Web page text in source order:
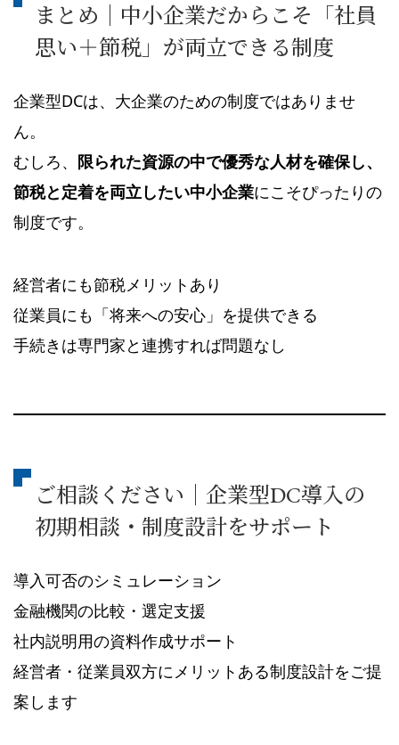
まとめ｜中小企業だからこそ「社員
思い＋節税」が両立できる制度
企業型DCは、大企業のための制度ではありませ
ん。
むしろ、 限られた資源の中で優秀な人材を確保し、
節税と定着を両立したい中小企業にこそぴったりの
制度です。
経営者にも節税メリットあり
従業員にも「将来への安心」を提供できる
手続きは専門家と連携すれば問題なし
ご相談ください｜企業型DC導入の
初期相談・制度設計をサポート
導入可否のシミュレーション
金融機関の比較・選定支援
社内説明用の資料作成サポート
経営者・従業員双方にメリットある制度設計をご提
案します